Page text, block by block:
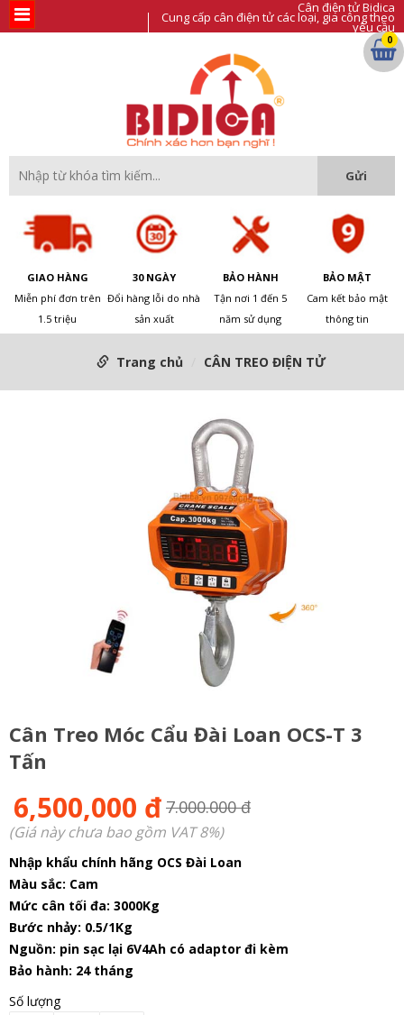
Cân điện tử Bidica
Cung cấp cân điện tử các loại, gia công theo
yêu cầu
GIAO HÀNG
Miễn phí đơn trên
1.5 triệu
30 NGÀY
Đổi hàng lỗi do nhà
sản xuất
BẢO HÀNH
Tận nơi 1 đến 5
năm sử dụng
BẢO MẬT
Cam kết bảo mật
thông tin
0
Trang chủ CÂN TREO ĐIỆN TỬ
Cân Treo Móc Cẩu Đài Loan OCS-T 3
Tấn
6,500,000 đ 7.000.000 đ
(Giá này chưa bao gồm VAT 8%)
Nhập khẩu chính hãng OCS Đài Loan
Màu sắc: Cam
Mức cân tối đa: 3000Kg
Bước nhảy: 0.5/1Kg
Nguồn: pin sạc lại 6V4Ah có adaptor đi kèm
Bảo hành: 24 tháng
Số lượng